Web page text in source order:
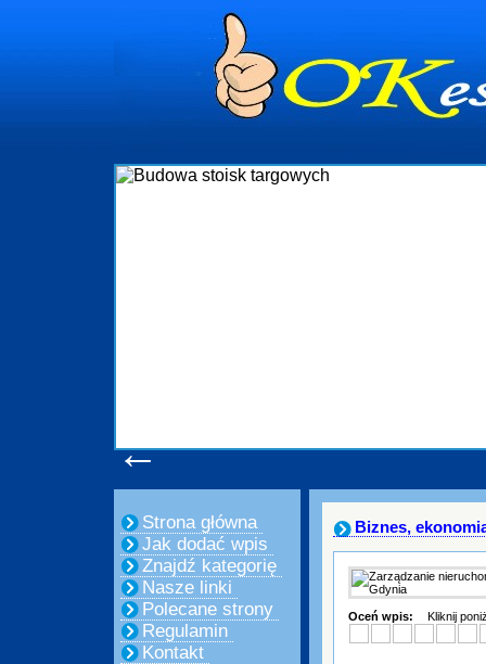
←
Strona główna
Jak dodać wpis
Znajdź kategorię
Nasze linki
Polecane strony
Regulamin
Kontakt
Biznes,
Oceń wpis: Kliknij